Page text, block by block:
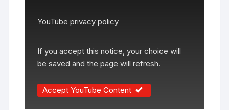
YouTube privacy policy
If you accept this notice, your choice will
be saved and the page will refresh.
Accept YouTube Content